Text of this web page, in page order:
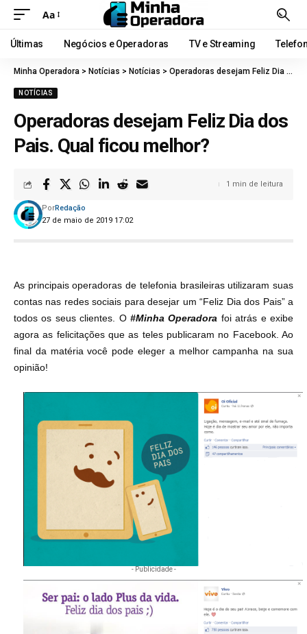
Aa
Últimas Negócios e Operadoras TV e Streaming
Minha Operadora > Notícias > Notícias > Operadoras desejam Feliz Dia dos Pais. Qual ficou melhor?
NOTÍCIAS
Operadoras desejam Feliz Dia dos
Pais. Qual ficou melhor?
27 de maio de 2019 17:02
PorRedação
1 min de leitura
As principais operadoras de telefonia brasileiras utilizaram suas
contas nas redes sociais para desejar um “Feliz Dia dos Pais” a
todos os seus clientes. O #Minha Operadora foi atrás e exibe
agora as felicitações que as teles publicaram no Facebook. Ao
final da matéria você pode eleger a melhor campanha na sua
opinião!
- Publicidade -